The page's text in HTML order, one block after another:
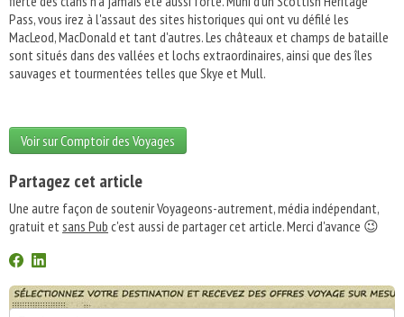
Pass, vous irez à l'assaut des sites historiques qui ont vu défilé les
MacLeod, MacDonald et tant d'autres. Les châteaux et champs de bataille
sont situés dans des vallées et lochs extraordinaires, ainsi que des îles
sauvages et tourmentées telles que Skye et Mull.
Voir sur Comptoir des Voyages
Partagez cet article
Une autre façon de soutenir Voyageons-autrement, média indépendant,
gratuit etsans Pub c'est aussi de partager cet article. Merci d'avance 😉